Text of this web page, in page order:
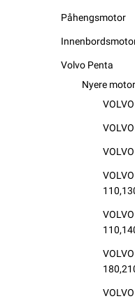
Påhengsmotor
Volvo Penta
Nyere